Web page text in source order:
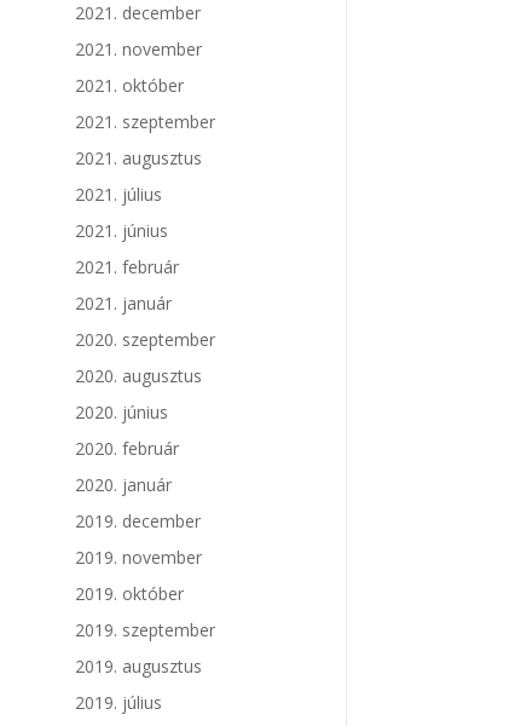
2021. december
2021. november
2021. október
2021. szeptember
2021. augusztus
2021. július
2021. június
2021. február
2021. január
2020. szeptember
2020. augusztus
2020. június
2020. február
2020. január
2019. december
2019. november
2019. október
2019. szeptember
2019. augusztus
2019. július